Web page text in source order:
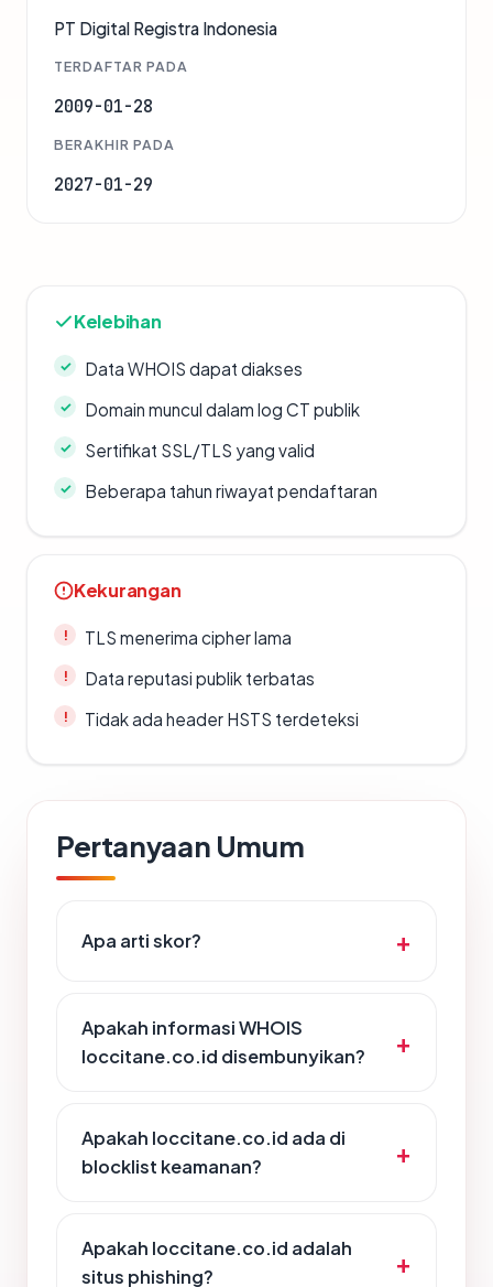
PT Digital Registra Indonesia
TERDAFTAR PADA
2009-01-28
BERAKHIR PADA
2027-01-29
Kelebihan
Data WHOIS dapat diakses
Domain muncul dalam log CT publik
Sertifikat SSL/TLS yang valid
Beberapa tahun riwayat pendaftaran
Kekurangan
TLS menerima cipher lama
Data reputasi publik terbatas
Tidak ada header HSTS terdeteksi
Pertanyaan Umum
Apa arti skor?
Apakah informasi WHOIS
loccitane.co.id disembunyikan?
Apakah loccitane.co.id ada di
blocklist keamanan?
Apakah loccitane.co.id adalah
situs phishing?